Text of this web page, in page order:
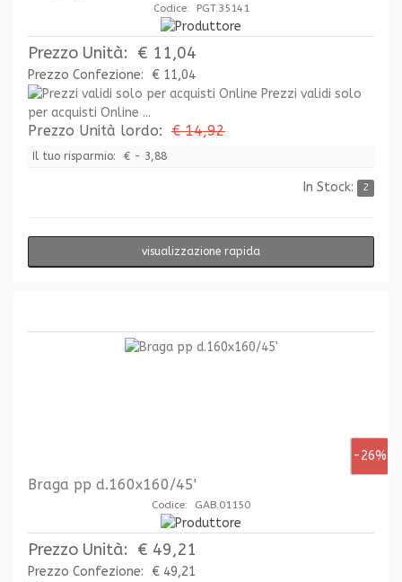
Codice: PGT.35141
Prezzo Unità: € 11,04
Prezzo Confezione:
€ 11,04
Prezzi validi solo
per acquisti Online ...
Prezzo Unità lordo: € 14,92
Il tuo risparmio: € - 3,88
In Stock: 2
visualizzazione rapida
-26%
Braga pp d.160x160/45'
Codice: GAB.01150
Prezzo Unità: € 49,21
Prezzo Confezione:
€ 49,21